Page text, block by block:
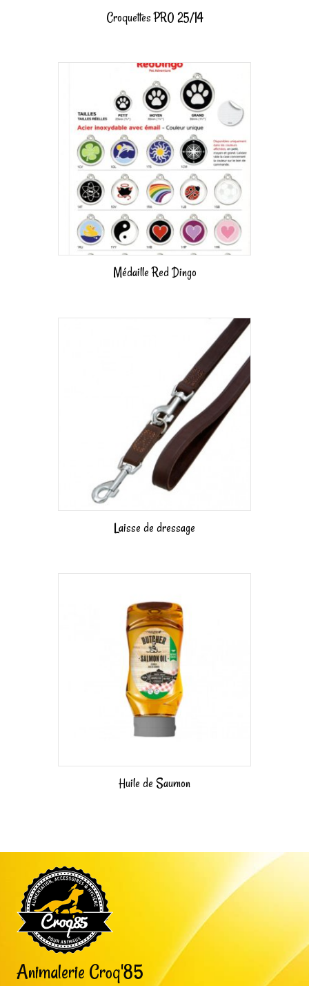
Croquettes PRO 25/14
Médaille Red Dingo
Laisse de dressage
Huile de Saumon
Animalerie Croq'85